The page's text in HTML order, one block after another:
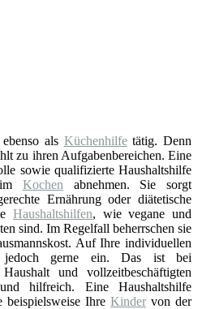
als Küchenhilfetätig. Denn
zu ihren Aufgabenbereichen. Eine
sowie qualifizierte Haushaltshilfe
Kochen abnehmen. Sie sorgt
Ernährung oder diätetische
Haushaltshilfen, wie vegane und
sind. Im Regelfall beherrschen sie
Auf Ihre individuellen
gerne ein. Das ist bei
und vollzeitbeschäftigten
hilfreich. Eine Haushaltshilfe
beispielsweise Ihre Kinder von der